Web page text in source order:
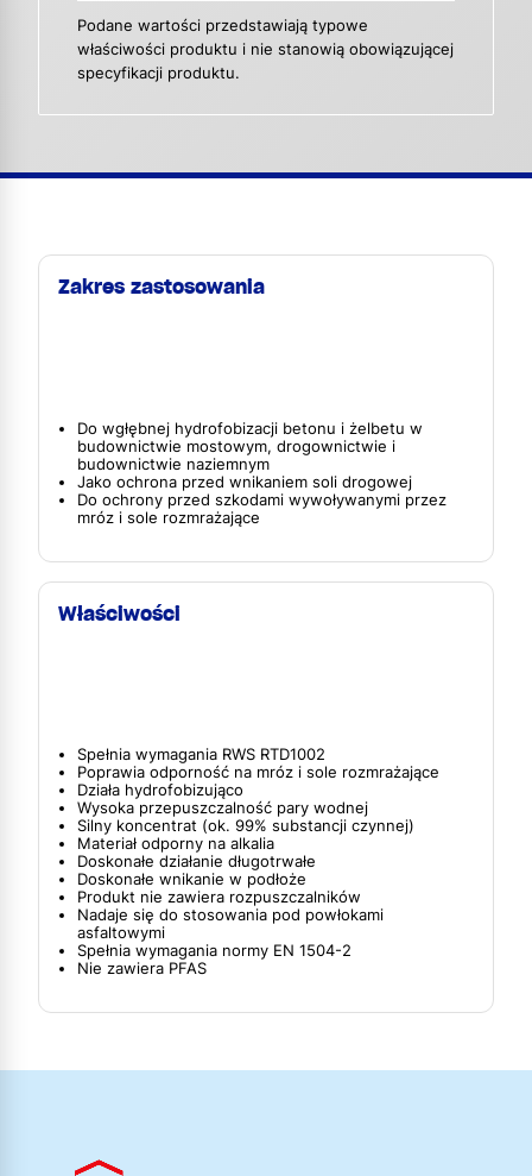
Podane wartości przedstawiają typowe
właściwości produktu i nie stanowią obowiązującej
specyfikacji produktu.
Zakres zastosowania
Do wgłębnej hydrofobizacji betonu i żelbetu w
budownictwie mostowym, drogownictwie i
budownictwie naziemnym
Jako ochrona przed wnikaniem soli drogowej
Do ochrony przed szkodami wywoływanymi przez
mróz i sole rozmrażające
Właściwości
Spełnia wymagania RWS RTD1002
Poprawia odporność na mróz i sole rozmrażające
Działa hydrofobizująco
Wysoka przepuszczalność pary wodnej
Silny koncentrat (ok. 99% substancji czynnej)
Materiał odporny na alkalia
Doskonałe działanie długotrwałe
Doskonałe wnikanie w podłoże
Produkt nie zawiera rozpuszczalników
Nadaje się do stosowania pod powłokami
asfaltowymi
Spełnia wymagania normy EN 1504-2
Nie zawiera PFAS